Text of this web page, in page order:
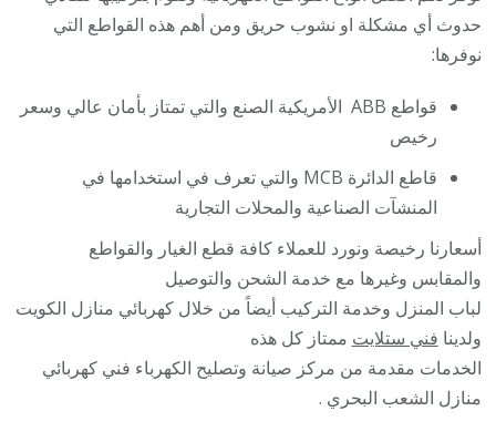
حدوث أي مشكلة او نشوب حريق ومن أهم هذه القواطع التي
نوفرها:
قواطع ABB الأمريكية الصنع والتي تمتاز بأمان عالي وسعر
رخيص
قاطع الدائرة MCB والتي تعرف في استخدامها في
المنشآت الصناعية والمحلات التجارية
أسعارنا رخيصة ونورد للعملاء كافة قطع الغيار والقواطع
والمقابس وغيرها مع خدمة الشحن والتوصيل
لباب المنزل وخدمة التركيب أيضاً من خلال كهربائي منازل الكويت
ولدينا فني ستلايت ممتاز كل هذه
الخدمات مقدمة من مركز صيانة وتصليح الكهرباء فني كهربائي
منازل الشعب البحري .